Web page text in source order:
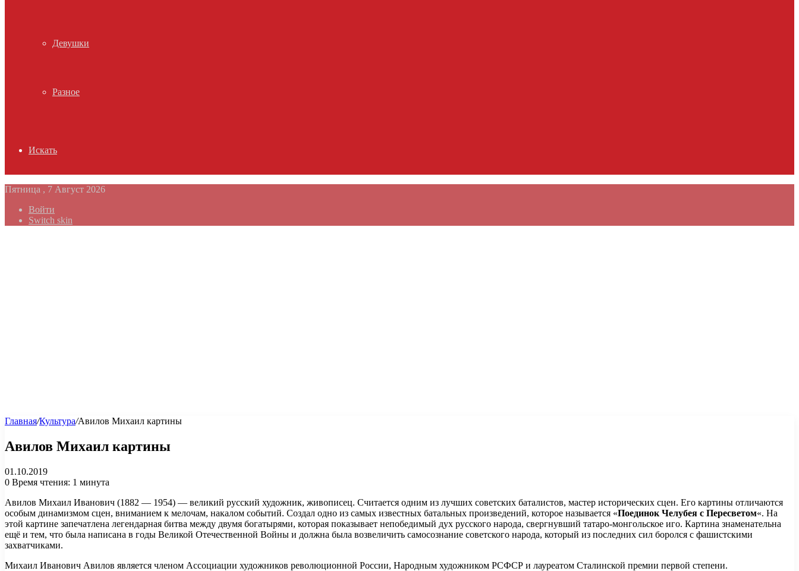
Девушки
Разное
Искать
Пятница , 7 Август 2026
Войти
Switch skin
Главная/Культура/Авилов Михаил картины
Авилов Михаил картины
01.10.2019
0 Время чтения: 1 минута
Авилов Михаил Иванович (1882 — 1954) — великий русский художник, живописец. Считается одним из лучших советских баталистов, мастер исторических сцен. Его картины отличаются
особым динамизмом сцен, вниманием к мелочам, накалом событий. Создал одно из самых известных батальных произведений, которое называется «Поединок Челубея с Пересветом«. На
этой картине запечатлена легендарная битва между двумя богатырями, которая показывает непобедимый дух русского народа, свергнувший татаро-монгольское иго. Картина знаменательна
ещё и тем, что была написана в годы Великой Отечественной Войны и должна была возвеличить самосознание советского народа, который из последних сил боролся с фашистскими
захватчиками.
Михаил Иванович Авилов является членом Ассоциации художников революционной России, Народным художником РСФСР и лауреатом Сталинской премии первой степени.